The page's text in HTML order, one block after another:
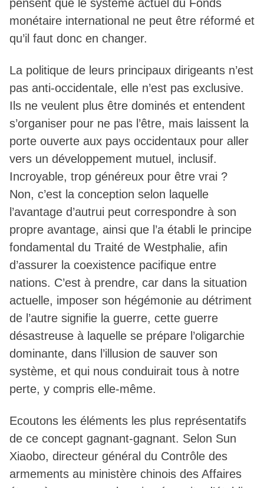
pensent que le système actuel du Fonds
monétaire international ne peut être réformé et
qu’il faut donc en changer.
La politique de leurs principaux dirigeants n’est
pas anti-occidentale, elle n’est pas exclusive.
Ils ne veulent plus être dominés et entendent
s’organiser pour ne pas l’être, mais laissent la
porte ouverte aux pays occidentaux pour aller
vers un développement mutuel, inclusif.
Incroyable, trop généreux pour être vrai ?
Non, c’est la conception selon laquelle
l’avantage d’autrui peut correspondre à son
propre avantage, ainsi que l’a établi le principe
fondamental du Traité de Westphalie, afin
d’assurer la coexistence pacifique entre
nations. C’est à prendre, car dans la situation
actuelle, imposer son hégémonie au détriment
de l’autre signifie la guerre, cette guerre
désastreuse à laquelle se prépare l’oligarchie
dominante, dans l’illusion de sauver son
système, et qui nous conduirait tous à notre
perte, y compris elle-même.
Ecoutons les éléments les plus représentatifs
de ce concept gagnant-gagnant. Selon Sun
Xiaobo, directeur général du Contrôle des
armements au ministère chinois des Affaires